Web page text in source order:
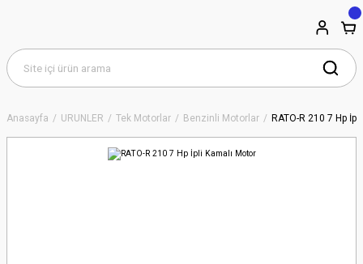
Anasayfa ÜRÜNLER Tek Motorlar Benzinli Motorlar RATO-R 210 7 Hp